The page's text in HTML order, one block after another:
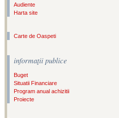
Audiente
Harta site
Carte de Oaspeti
informaţii publice
Buget
Situatii Financiare
Program anual achizitii
Proiecte